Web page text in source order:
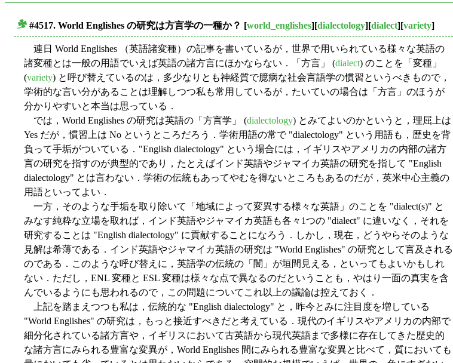
#4517. World Englishes の研究は方言学の一種か？ [world_englishes][dialectology][dialect][variety]
連日 World Englishes （英語諸変種）の記事を書いているが，世界で用いられている様々な英語の
諸変種とは一般の用語でいえば英語の諸方言にほかならない．「方言」 (dialect) のことを「変種」
(variety) と呼び替えているのは，多少なりとも神経質で臆病な社会言語学の慣習というべきもので，
学術的な言い分があることは理解しつつ私も常用しているが，たいていの場合は「方言」のほうが
分かりやすいと本当は思っている．
では，World Englishes の研究は英語の「方言学」 (dialectology) とみてよいのかというと，理屈上は
Yes だが，慣習上は No というところだろう．学術用語の常で "dialectology" という用語も，歴史を背
負って手垢がついている．"English dialectology" という場合には，イギリスやアメリカの内部の諸方
言の研究を指すのが典型的であり，たとえばインド英語やジャマイカ英語の研究を指して "English
dialectology" とは言わない．学術の伝統もあってやむを得ないところもあるのだが，英米中心主義の
用語といってよい．
一方，そのような手垢を取り除いて「地域によって変異する様々な英語」のことを "dialect(s)" と
みなす純粋な立場を取れば，インド英語やジャマイカ英語も各々1つの "dialect" に違いなく，それを
研究することは "English dialectology" に貢献することになろう．しかし，現在，どうやらそのような
見解は希薄である．インド英語やジャマイカ英語の研究は "World Englishes" の研究として言及される
のである．このような呼び替えに，英語学の伝統の「闇」が垣間見える，といってもよいかもしれ
ない．ただし，ENL 変種と ESL 変種は様々な点で異なるのだということも，やはり一面の真実を含
んでいるようにも思われるので，この問題についてこれ以上の議論は控えておく．
上記を踏まえつつも私は，伝統的な "English dialectology" と，昨今とみに注目度を増している
"World Englishes" の研究は，もっと接近すべきだと考えている．現代のイギリスやアメリカの内部で
細分化されている諸方言や，イギリスにおいて古英語から現代英語まで多様に存在してきた歴史的
な諸方言にみられる豊富な変異が，World Englishes 間にみられる豊富な変異と比べて，質においても